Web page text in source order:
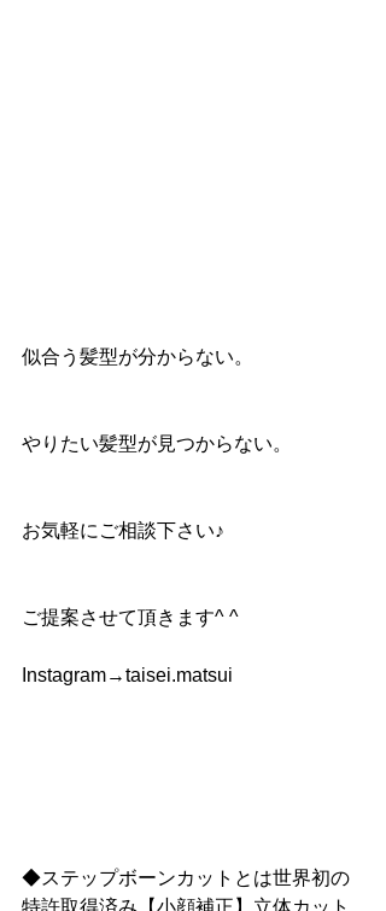
似合う髪型が分からない。
やりたい髪型が見つからない。
お気軽にご相談下さい♪
ご提案させて頂きます^ ^
Instagram→taisei.matsui
◆ステップボーンカットとは世界初の
特許取得済み【小顔補正】立体カット